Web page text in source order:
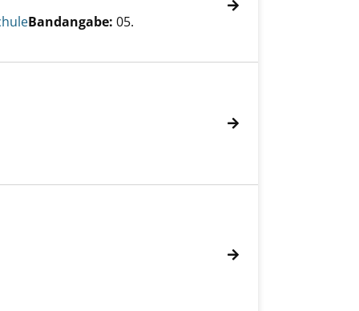
Bandangabe: 05.